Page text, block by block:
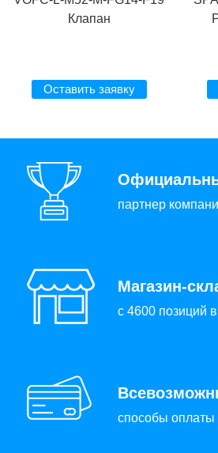
Клапан
Оставить заявку
партнер
Магазин-
с 4600 позиций
способы оплаты